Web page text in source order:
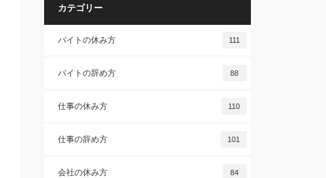
カテゴリー
バイトの休み方 111
バイトの辞め方 88
仕事の休み方 110
仕事の辞め方 101
会社の休み方 84